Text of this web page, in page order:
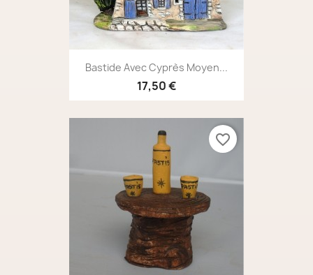
Bastide Avec Cyprès Moyen...
17,50 €
favorite_border